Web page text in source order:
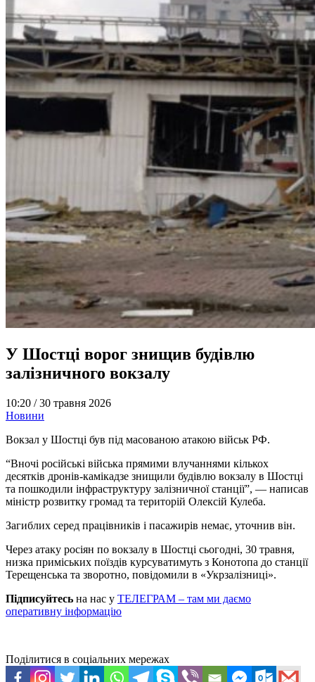
У Шостці ворог знищив будівлю
залізничного вокзалу
10:20 /30 травня 2026
Новини
Вокзал у Шостці був під масованою атакою військ РФ.
“Вночі російські війська прямими влучаннями кількох
десятків дронів-камікадзе знищили будівлю вокзалу в Шостці
та пошкодили інфраструктуру залізничної станції”, — написав
міністр розвитку громад та територій Олексій Кулеба.
Загиблих серед працівників і пасажирів немає, уточнив він.
Через атаку росіян по вокзалу в Шостці сьогодні, 30 травня,
низка приміських поїздів курсуватимуть з Конотопа до станції
Терещенська та зворотно, повідомили в «Укрзалізниці».
Підписуйтесь на нас у ТЕЛЕГРАМ – там ми даємо
оперативну інформацію
Поділитися в соціальних мережах